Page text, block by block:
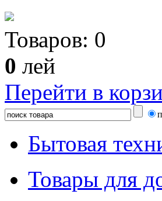
Товаров: 0
0 лей
Перейти в
Бытовая
Товары для